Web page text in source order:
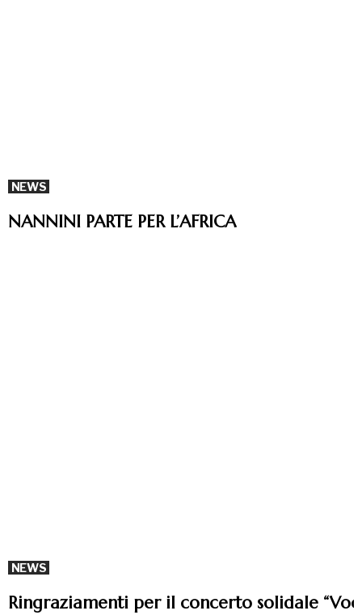
NEWS
NANNINI PARTE PER L’AFRICA
NEWS
Ringraziamenti per il concerto solidale